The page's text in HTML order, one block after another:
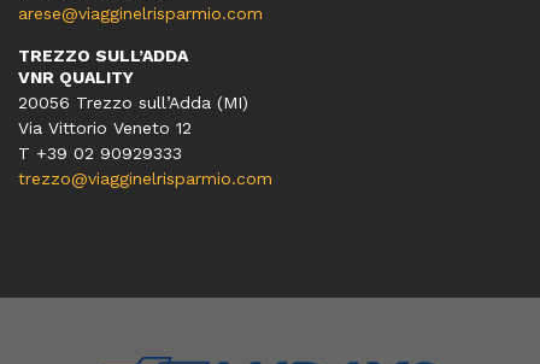
arese@viagginelrisparmio.com
TREZZO SULL’ADDA
VNR QUALITY
20056 Trezzo sull’Adda (MI)
Via Vittorio Veneto 12
T +39 02 90929333
trezzo@viagginelrisparmio.com